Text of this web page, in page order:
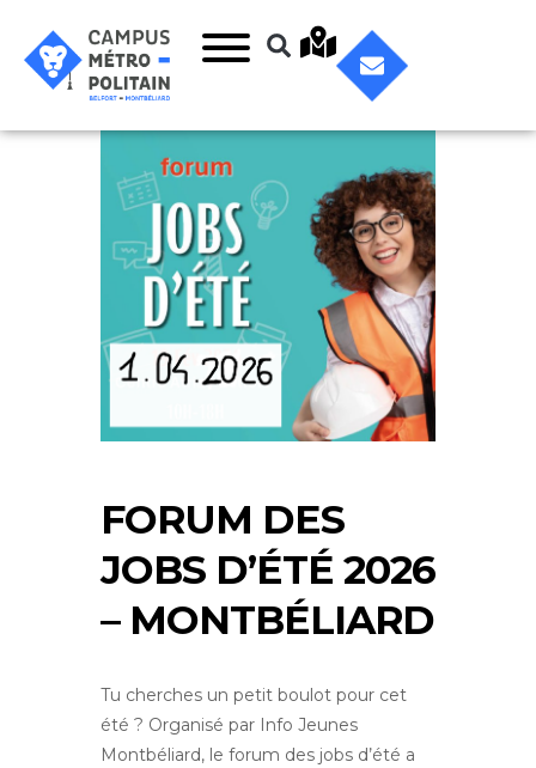
FORUM DES
JOBS D’ÉTÉ 2026
– MONTBÉLIARD
Tu cherches un petit boulot pour cet
été ? Organisé par Info Jeunes
Montbéliard, le forum des jobs d’été a